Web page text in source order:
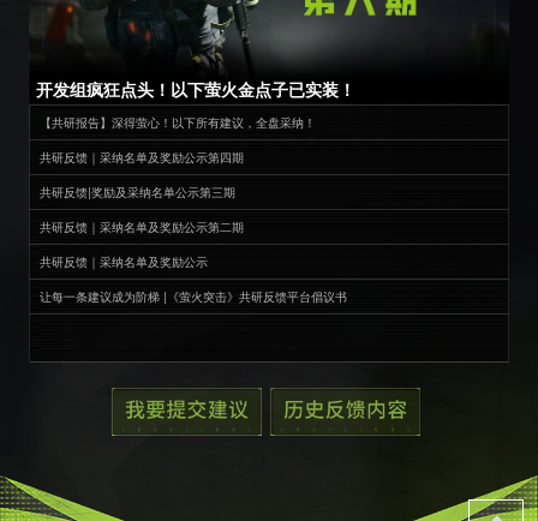
开发组疯狂点头！以下萤火金点子已实装！
【共研报告】深得萤心！以下所有建议，全盘采纳！
共研反馈｜采纳名单及奖励公示第四期
共研反馈|奖励及采纳名单公示第三期
共研反馈｜采纳名单及奖励公示第二期
共研反馈｜采纳名单及奖励公示
让每一条建议成为阶梯 |《萤火突击》共研反馈平台倡议书